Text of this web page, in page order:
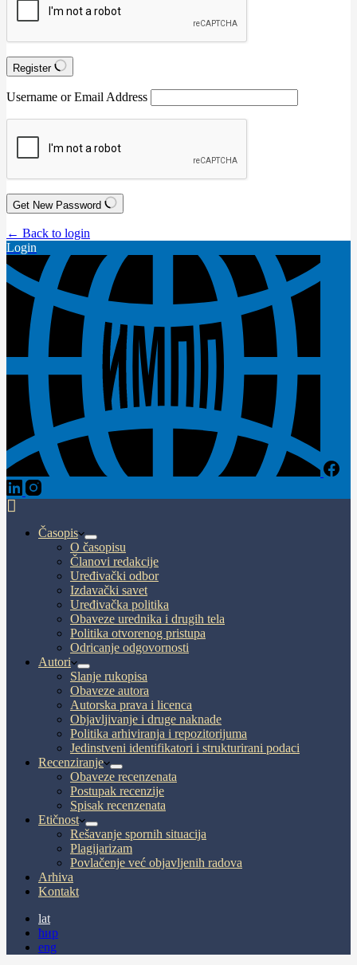
Register
Username or Email Address
Get New Password
← Back to login
Login
Časopis
O časopisu
Članovi redakcije
Uređivački odbor
Izdavački savet
Uređivačka politika
Obaveze urednika i drugih tela
Politika otvorenog pristupa
Odricanje odgovornosti
Autori
Slanje rukopisa
Obaveze autora
Autorska prava i licenca
Objavljivanje i druge naknade
Politika arhiviranja i repozitorijuma
Jedinstveni identifikatori i strukturirani podaci
Recenziranje
Obaveze recenzenata
Postupak recenzije
Spisak recenzenata
Etičnost
Rešavanje spornih situacija
Plagijarizam
Povlačenje već objavljenih radova
Arhiva
Kontakt
lat
ћир
eng